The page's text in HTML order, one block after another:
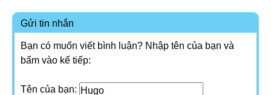
Gửi tin nhắn
Bạn có muốn viết bình luận? Nhập tên của bạn và
bấm vào kế tiếp:
Tên của bạn: